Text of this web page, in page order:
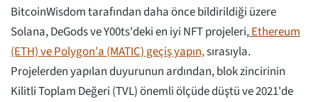
BitcoinWisdom tarafından daha önce bildirildiği üzere
Solana, DeGods ve Y00ts'deki en iyi NFT projeleri,Ethereum
(ETH) ve Polygon'a (MATIC) geçiş yapın,sırasıyla.
Projelerden yapılan duyurunun ardından, blok zincirinin
Kilitli Toplam Değeri (TVL) önemli ölçüde düştü ve 2021'de